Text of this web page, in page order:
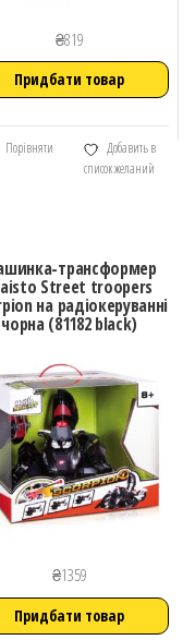
₴819
Придбати товар
Порівняти
Добавить в
список желаний
трансформер
Street troopers
на радіокеруванні
чорна (81182 black)
₴1359
Придбати товар